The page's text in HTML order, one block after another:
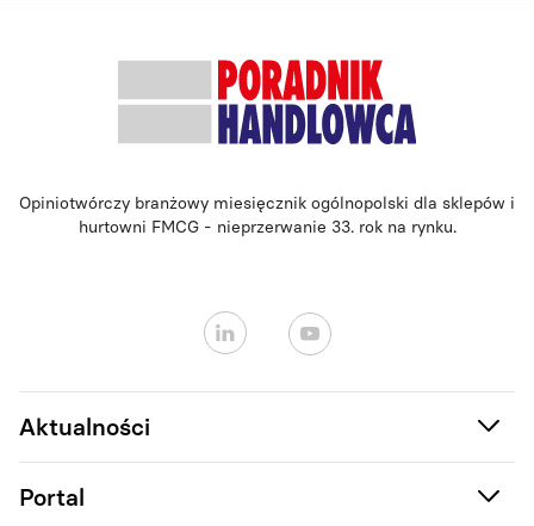
Opiniotwórczy branżowy miesięcznik ogólnopolski dla sklepów i
hurtowni FMCG - nieprzerwanie 33. rok na rynku.
Aktualności
Portal